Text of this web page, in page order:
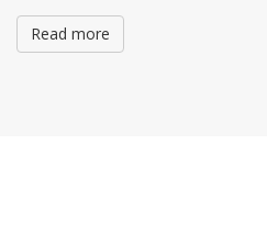
Read more